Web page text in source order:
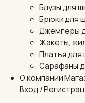
Блузы для
Брюки для
Джемперы
Жакеты,
Платья для
Сарафаны
О компании
Вход /